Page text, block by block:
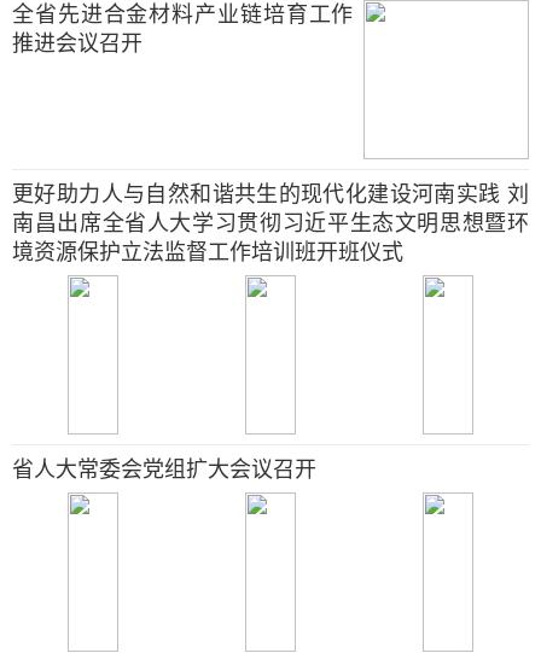
全省先进合金材料产业链培育工作
推进会议召开
更好助力人与自然和谐共生的现代化建设河南实践 刘
南昌出席全省人大学习贯彻习近平生态文明思想暨环
境资源保护立法监督工作培训班开班仪式
省人大常委会党组扩大会议召开